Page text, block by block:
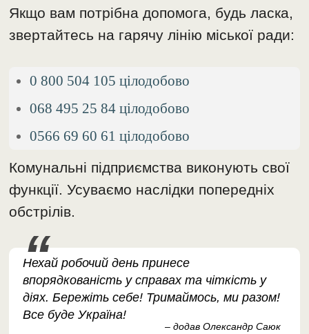
Якщо вам потрібна допомога, будь ласка,
звертайтесь на гарячу лінію міської ради:
0 800 504 105 цілодобово
068 495 25 84 цілодобово
0566 69 60 61 цілодобово
Комунальні підприємства виконують свої
функції. Усуваємо наслідки попередніх
обстрілів.
Нехай робочий день принесе
впорядкованість у справах та чіткість у
діях. Бережіть себе! Тримаймось, ми разом!
Все буде Україна!
– додав Олександр Саюк